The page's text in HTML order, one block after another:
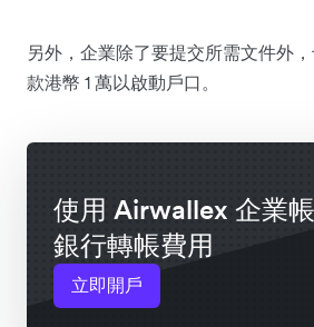
另外，企業除了要提交所需文件外
款港幣 1 萬以啟動戶口。
使用 Airwallex 企業
銀行轉帳費用
立即開戶